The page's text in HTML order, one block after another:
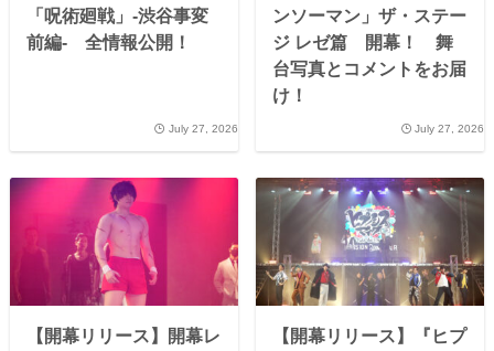
「呪術廻戦」-渋谷事変
前編- 全情報公開！
July 27, 2026
ンソーマン」ザ・ステー
ジ レゼ篇 開幕！ 舞
台写真とコメントをお届
け！
July 27, 2026
【開幕リリース】開幕レ
【開幕リリース】『ヒプ